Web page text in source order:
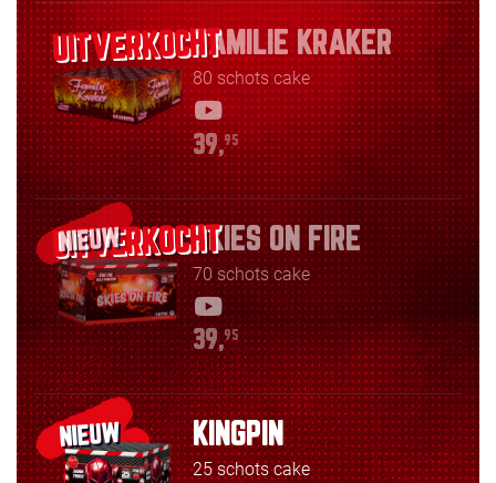
FAMILIE KRAKER
80 schots cake
39,95
NIEUW SKIES ON FIRE
70 schots cake
39,95
NIEUW KINGPIN
25 schots cake